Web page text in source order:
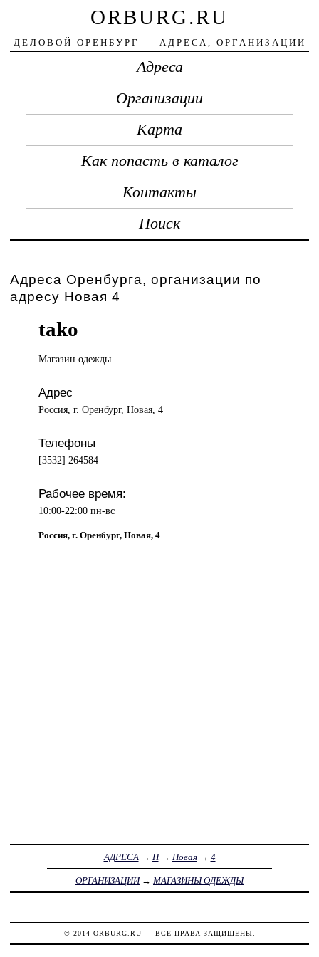
ORBURG.RU
ДЕЛОВОЙ ОРЕНБУРГ — АДРЕСА, ОРГАНИЗАЦИИ
Адреса
Организации
Карта
Как попасть в каталог
Контакты
Поиск
Адреса Оренбурга, организации по
адресу Новая 4
tako
Магазин одежды
Адрес
Россия, г. Оренбург, Новая, 4
Телефоны
[3532] 264584
Рабочее время:
10:00-22:00 пн-вс
Россия, г. Оренбург, Новая, 4
АДРЕСА → Н→ Новая→ 4
ОРГАНИЗАЦИИ→ МАГАЗИНЫ ОДЕЖДЫ
© 2014 ORBURG.RU — ВСЕ ПРАВА ЗАЩИЩЕНЫ.